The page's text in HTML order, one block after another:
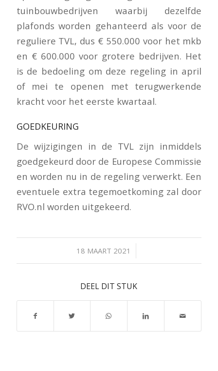
tuinbouwbedrijven waarbij dezelfde
plafonds worden gehanteerd als voor de
reguliere TVL, dus € 550.000 voor het mkb
en € 600.000 voor grotere bedrijven. Het
is de bedoeling om deze regeling in april
of mei te openen met terugwerkende
kracht voor het eerste kwartaal.
GOEDKEURING
De wijzigingen in de TVL zijn inmiddels
goedgekeurd door de Europese Commissie
en worden nu in de regeling verwerkt. Een
eventuele extra tegemoetkoming zal door
RVO.nl worden uitgekeerd.
18 MAART 2021
/
DEEL DIT STUK